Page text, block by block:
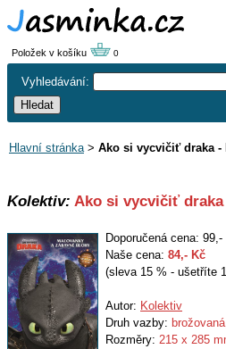
Položek v košíku 0
Vyhledávání:
Hlavní stránka> Ako si vycvičiť draka -
Kolektiv: Ako si vycvičiť
Doporučená cena: 99,-
Naše cena: 84,- Kč
(sleva 15 % - ušetříte
Autor: Kolektiv
Druh vazby:
Rozměry: 215 x 285